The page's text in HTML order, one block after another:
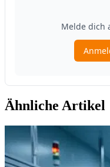
Ähnliche Artikel